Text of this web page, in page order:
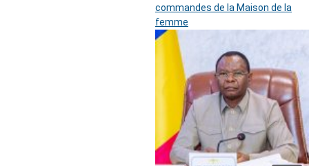
commandes de la Maison de la
femme